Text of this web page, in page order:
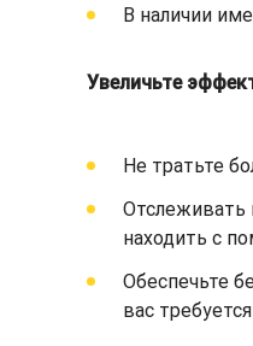
В наличии
Увеличьте
Не тратьте
Отслеживать
находить с
Обеспечьте
вас